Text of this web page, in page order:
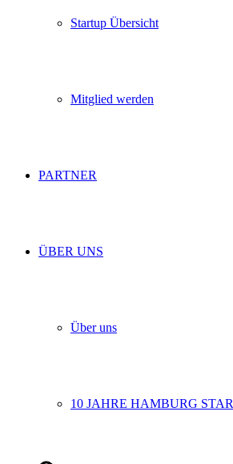
Startup Übersicht
Mitglied werden
PARTNER
ÜBER UNS
Über uns
10 JAHRE HAMBURG